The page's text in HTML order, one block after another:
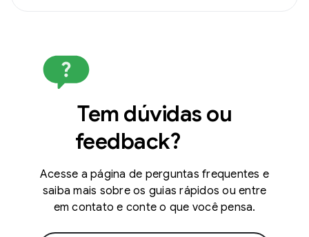
Tem dúvidas ou
feedback?
Acesse a página de perguntas frequentes e
saiba mais sobre os guias rápidos ou entre
em contato e conte o que você pensa.